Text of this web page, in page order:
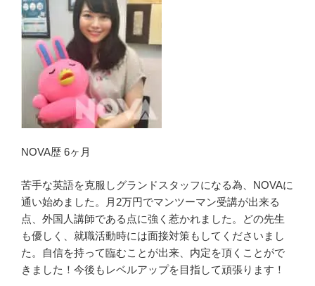
NOVA歴 6ヶ月
苦手な英語を克服しグランドスタッフになる為、NOVAに
通い始めました。月2万円でマンツーマン受講が出来る
点、外国人講師である点に強く惹かれました。どの先生
も優しく、就職活動時には面接対策もしてくださいまし
た。自信を持って臨むことが出来、内定を頂くことがで
きました！今後もレベルアップを目指して頑張ります！